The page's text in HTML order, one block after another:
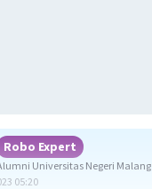
Robo Expert
Universitas Negeri Malang
05:20